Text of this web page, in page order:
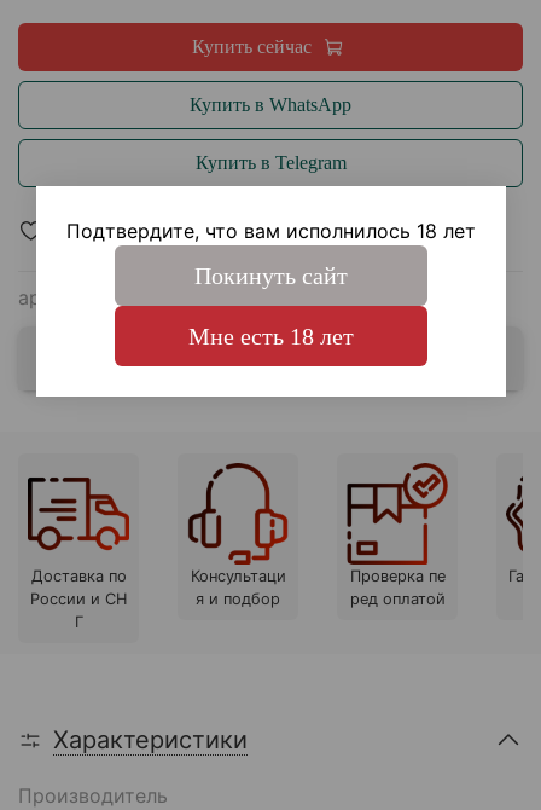
В избранное
арт. KARMA-AK-X-3
Купить сейчас
Купить в WhatsApp
Купить в Telegram
Доставка по
России и СН
Г
Консультаци
я и подбор
Проверка пе
ред оплатой
Характеристики
Производитель
Подтвердите, что вам исполнилось 18 лет
Покинуть сайт
Мне есть 18 лет